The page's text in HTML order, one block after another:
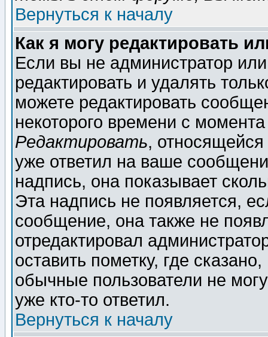
Вернуться к началу
Как я могу редактировать
Если вы не администратор
редактировать и удалять
можете редактировать
некоторого времени с
Редактировать,
уже ответил на ваше
надпись, она показывает
Эта надпись не появляется,
сообщение, она также не
отредактировал
оставить пометку, где
обычные пользователи не
уже кто-то ответил.
Вернуться к началу